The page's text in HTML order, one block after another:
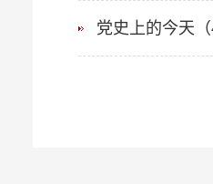
党史上的今天